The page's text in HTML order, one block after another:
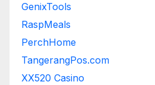
GenixTools
RaspMeals
PerchHome
TangerangPos.com
XX520 Casino